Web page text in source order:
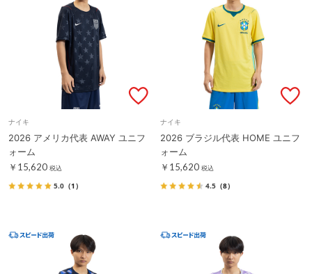
ナイキ
2026 アメリカ代表 AWAY ユニフ
ォーム
￥15,620 税込
5.0 （1）
ナイキ
2026 ブラジル代表 HOME ユニフ
ォーム
￥15,620 税込
4.5 （8）